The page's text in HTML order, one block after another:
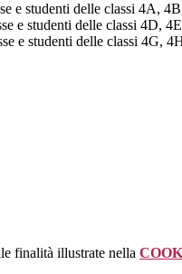
e studenti delle classi 4A,
e studenti delle classi 4D,
e studenti delle classi 4G,
finalità illustrate nella